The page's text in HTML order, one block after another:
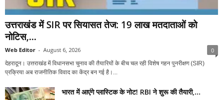
उत्तराखंड में SIR पर सियासत तेज: 19 लाख मतदाताओं को
नोटिस,...
Web Editor - August 6, 2026 0
देहरादून। उत्तराखंड में विधानसभा चुनाव की तैयारियों के बीच चल रही विशेष गहन पुनरीक्षण (SIR)
प्रक्रिया अब राजनीतिक विवाद का केंद्र बन गई है।...
भारत में आएंगे प्लास्टिक के नोट! RBI ने शुरू की तैयारी,...